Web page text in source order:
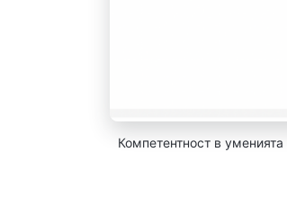
Компетентност в